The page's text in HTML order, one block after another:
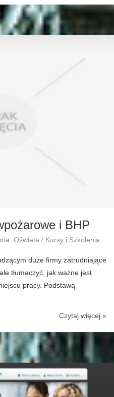
i BHP
Oświata / Kursy i Szkolenia
duże firmy zatrudniające
tłumaczyć, jak ważne jest
pracy. Podstawą
Czytaj więcej »